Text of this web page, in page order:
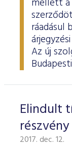
mellett a
ráadásul
Az új
Elindult
2017. dec. 12.